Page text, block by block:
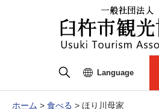
Language
ホーム > 食べる > ほり川母家